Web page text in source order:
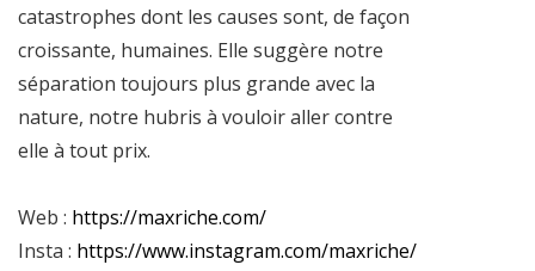
catastrophes dont les causes sont, de façon
croissante, humaines. Elle suggère notre
séparation toujours plus grande avec la
nature, notre hubris à vouloir aller contre
elle à tout prix.
Web : https://maxriche.com/
Insta : https://www.instagram.com/maxriche/